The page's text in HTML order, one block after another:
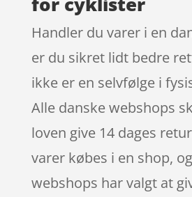
Handler du varer i en
er du sikret lidt bedre
ikke er en selvfølge i
Alle danske webshops
loven give 14 dages
varer købes i en shop,
webshops har valgt at